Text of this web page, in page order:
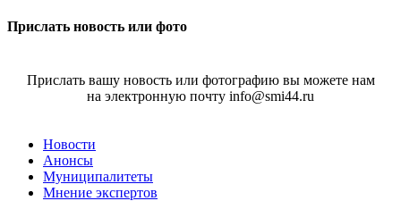
Прислать новость или фото
Прислать вашу новость или фотографию вы можете нам
на электронную почту info@smi44.ru
Новости
Анонсы
Муниципалитеты
Мнение экспертов